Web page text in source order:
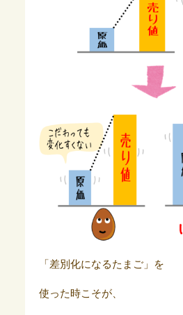
「差別化になるたまご」を
使った時こそが、